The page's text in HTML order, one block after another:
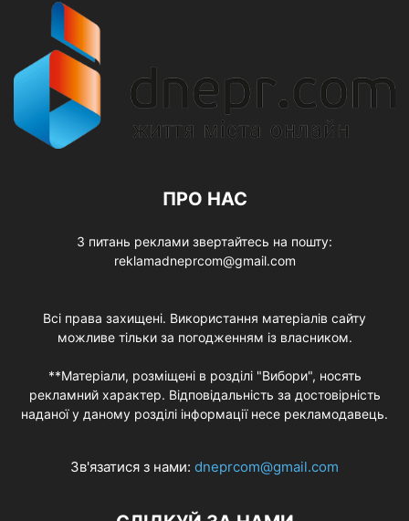
ПРО НАС
З питань реклами звертайтесь на пошту:
reklamadneprcom@gmail.com
Всі права захищені. Використання матеріалів сайту
можливе тільки за погодженням із власником.
**Матеріали, розміщені в розділі "Вибори", носять
рекламний характер. Відповідальність за достовірність
наданої у даному розділі інформації несе рекламодавець.
Зв'язатися з нами: dneprcom@gmail.com